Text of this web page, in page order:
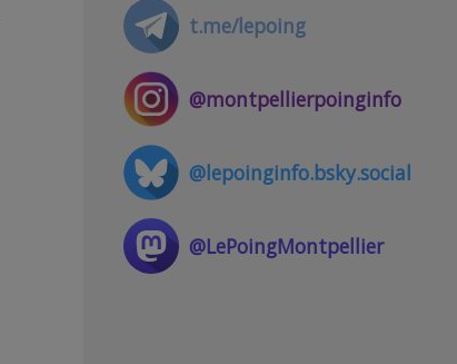
t.me/lepoing
@montpellierpoinginfo
@lepoinginfo.bsky.social
@LePoingMontpellier